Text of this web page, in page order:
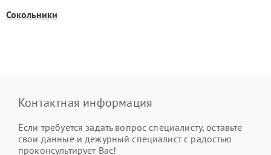
Сокольники
Контактная информация
Если требуется задать вопрос специалисту, оставьте
свои данные и дежурный специалист с радостью
проконсультирует Вас!